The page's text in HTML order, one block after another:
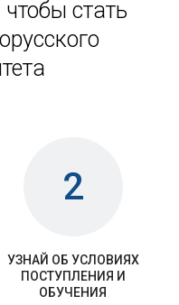
стать
2
УЗНАЙ ОБ УСЛОВИЯХ
ПОСТУПЛЕНИЯ И
ОБУЧЕНИЯ